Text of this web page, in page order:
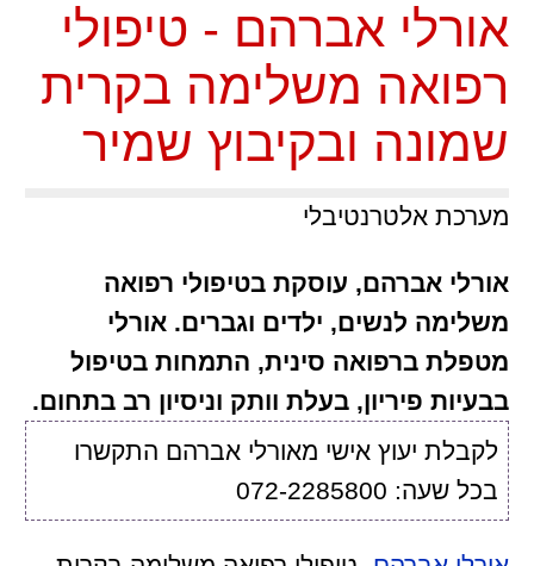
אורלי אברהם - טיפולי
רפואה משלימה בקרית
שמונה ובקיבוץ שמיר
מערכת אלטרנטיבלי
אורלי אברהם, עוסקת בטיפולי רפואה
משלימה לנשים, ילדים וגברים. אורלי
מטפלת ברפואה סינית, התמחות בטיפול
בבעיות פיריון, בעלת וותק וניסיון רב בתחום.
לקבלת יעוץ אישי מאורלי אברהם התקשרו
בכל שעה: 072-2285800